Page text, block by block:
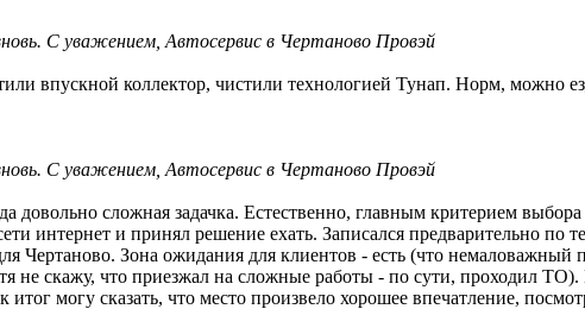
С уважением, Автосервис в Чертаново Провэй
впускной коллектор, чистили технологией Тунап. Норм, можно
С уважением, Автосервис в Чертаново Провэй
довольно сложная задачка. Естественно, главным критерием
интернет и принял решение ехать. Записался предварительно по
Чертаново. Зона ожидания для клиентов - есть (что немаловажный
не скажу, что приезжал на сложные работы - по сути, проходил
итог могу сказать, что место произвело хорошее впечатление,